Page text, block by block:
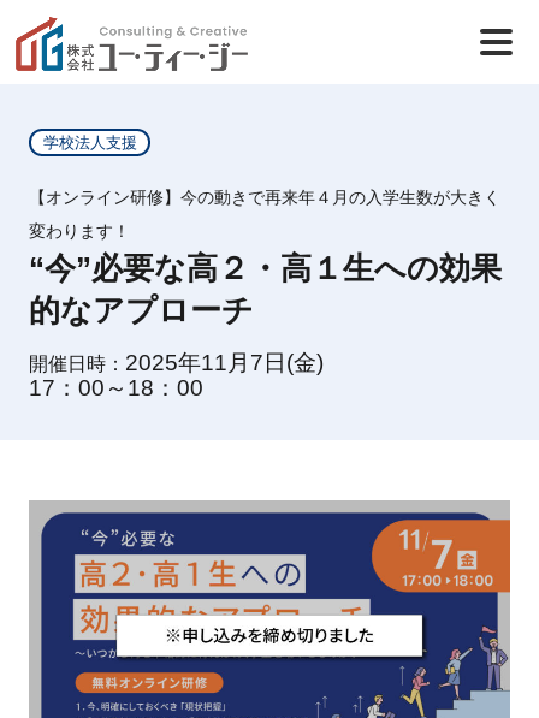
学校法人支援
【オンライン研修】今の動きで再来年４月の入学生数が大きく
変わります！
“今”必要な高２・高１生への効果
的なアプローチ
開催日時： 2025年11月7日(金)
17：00～18：00